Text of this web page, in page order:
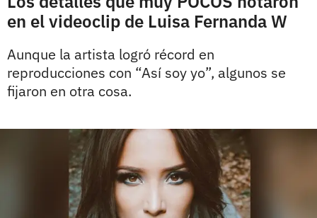
en el videoclip de Luisa Fernanda W
Aunque la artista logró récord en
reproducciones con “Así soy yo”, algunos se
fijaron en otra cosa.